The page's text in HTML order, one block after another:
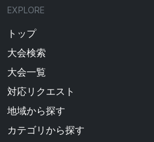
EXPLORE
トップ
大会検索
大会一覧
対応リクエスト
地域から探す
カテゴリから探す